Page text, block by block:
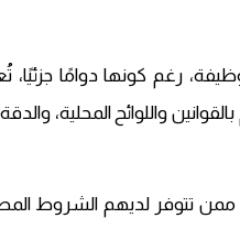
رغم كونها دوامًا جزئيًا،
واللوائح المحلية،
لديهم الشروط